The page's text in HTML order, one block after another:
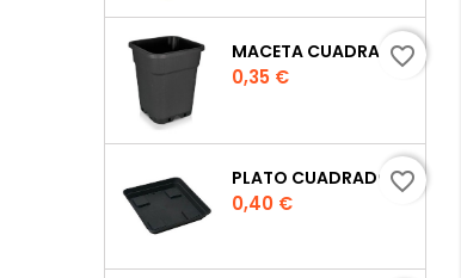
MACETA CUADRADA NEGRA
Precio
0,35 €
favorite_border
PLATO CUADRADO PARA MACETA
Precio
0,40 €
favorite_border